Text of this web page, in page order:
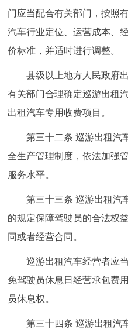
门应当配合有关部门，按照
汽车行业定位、运营成本、
价标准，并适时进行调整。
县级以上地方人民政府出
有关部门合理确定巡游出租
出租汽车专用收费项目。
第三十二条 巡游出租汽
全生产管理制度，依法加强
服务水平。
第三十三条 巡游出租汽
的规定保障驾驶员的合法权
同或者经营合同。
巡游出租汽车经营者应当
免驾驶员休息日经营承包费
员休息权。
第三十四条 巡游出租汽